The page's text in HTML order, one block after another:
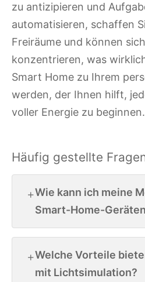
zu antizipieren und
automatisieren, schaffen
Freiräume und können
konzentrieren, was
Smart Home zu Ihrem
werden, der Ihnen hilft,
voller Energie zu beginnen.
Häufig gestellte
Wie kann ich meine
Smart-Home-
Welche Vorteile
mit Lichtsimulation?